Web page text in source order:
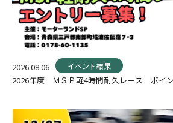
2026.08.06 イベント結果
2026年度 ＭＳＰ軽4時間耐久レース ポイ